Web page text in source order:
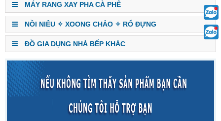
MÁY RANG XAY PHA CÀ PHÊ
NỒI NIÊU ✧ XOONG CHẢO ✧ RỔ ĐỰNG
ĐỒ GIA DỤNG NHÀ BẾP KHÁC